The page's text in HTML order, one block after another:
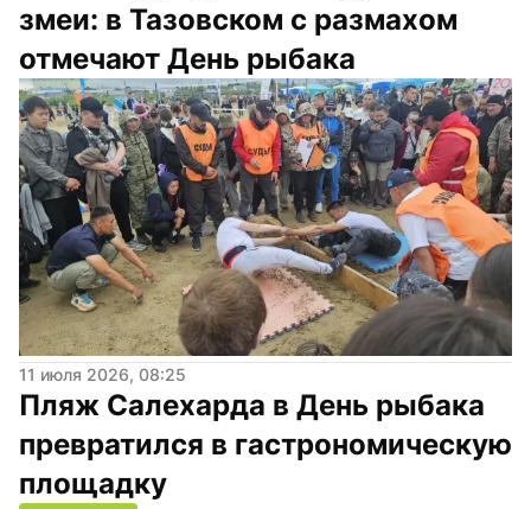
змеи: в Тазовском с размахом
отмечают День рыбака
11 июля 2026, 08:25
Пляж Салехарда в День рыбака
превратился в гастрономическую
площадку